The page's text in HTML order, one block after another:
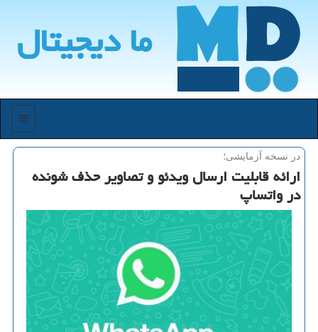
ما دیجیتال
منو
در نسخه آزمایشی؛
ارائه قابلیت ارسال ویدئو و تصاویر حذف شونده
در واتساپ